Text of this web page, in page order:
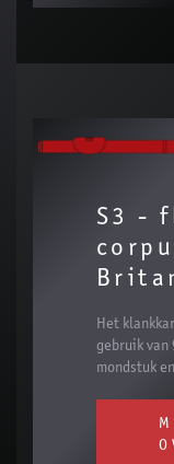
S3 -
Het
gebruik
mondstuk